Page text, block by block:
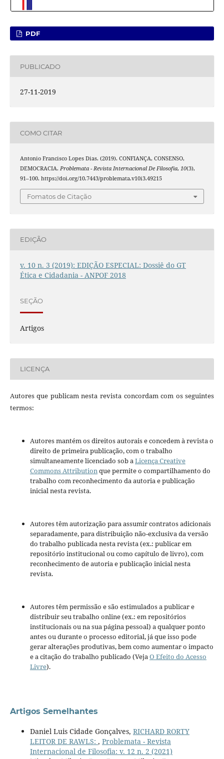
PDF
PUBLICADO
27-11-2019
COMO CITAR
Antonio Francisco Lopes Dias. (2019). CONFIANÇA, CONSENSO,
DEMOCRACIA. Problemata - Revista Internacional De Filosofia, 10(3),
91–100. https://doi.org/10.7443/problemata.v10i3.49215
Fomatos de Citação
EDIÇÃO
v. 10 n. 3 (2019): EDIÇÃO ESPECIAL: Dossiê do GT
Ética e Cidadania - ANPOF 2018
SEÇÃO
Artigos
LICENÇA
Autores que publicam nesta revista concordam com os seguintes
termos:
Autores mantém os direitos autorais e concedem à revista o
direito de primeira publicação, com o trabalho
simultaneamente licenciado sob aLicença Creative
Commons Attributionque permite o compartilhamento do
trabalho com reconhecimento da autoria e publicação
inicial nesta revista.
Autores têm autorização para assumir contratos adicionais
separadamente, para distribuição não-exclusiva da versão
do trabalho publicada nesta revista (ex.: publicar em
repositório institucional ou como capítulo de livro), com
reconhecimento de autoria e publicação inicial nesta
revista.
Autores têm permissão e são estimulados a publicar e
distribuir seu trabalho online (ex.: em repositórios
institucionais ou na sua página pessoal) a qualquer ponto
antes ou durante o processo editorial, já que isso pode
gerar alterações produtivas, bem como aumentar o impacto
e a citação do trabalho publicado (VejaO Efeito do Acesso
Livre).
Artigos Semelhantes
Daniel Luis Cidade Gonçalves, RICHARD RORTY
LEITOR DE RAWLS: , Problemata - Revista
Internacional de Filosofia: v. 12 n. 2 (2021)